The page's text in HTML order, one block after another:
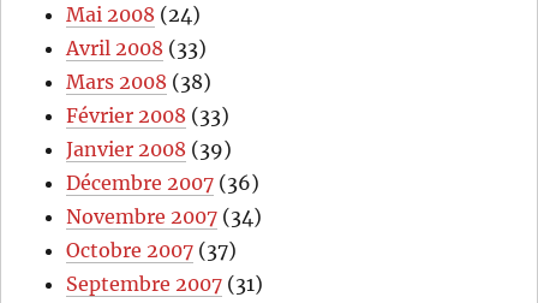
Mai 2008 (24)
Avril 2008 (33)
Mars 2008 (38)
Février 2008 (33)
Janvier 2008 (39)
Décembre 2007 (36)
Novembre 2007 (34)
Octobre 2007 (37)
Septembre 2007 (31)